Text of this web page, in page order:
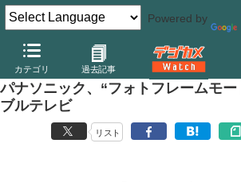
Powered by
カテゴリ 過去記事
デジカメ Watch その他
パナソニック、“フォトフレームモー
ブルテレビ
リスト